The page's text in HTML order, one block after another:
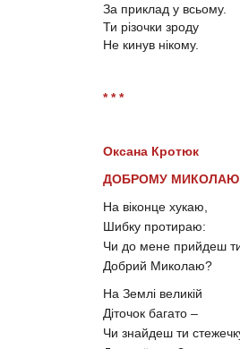
За приклад у всьому.
Ти різочки зроду
Не кинув нікому.
* * *
Оксана Кротюк
ДОБРОМУ МИКОЛАЮ
На віконце хукаю,
Шибку протираю:
Чи до мене прийдеш
Добрий Миколаю?
На Землі великій
Діточок багато –
Чи знайдеш ти